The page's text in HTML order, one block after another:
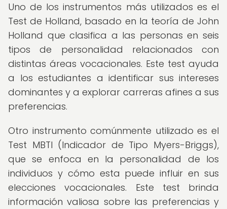
Uno de los instrumentos más utilizados es el
Test de Holland, basado en la teoría de John
Holland que clasifica a las personas en seis
tipos de personalidad relacionados con
distintas áreas vocacionales. Este test ayuda
a los estudiantes a identificar sus intereses
dominantes y a explorar carreras afines a sus
preferencias.
Otro instrumento comúnmente utilizado es el
Test MBTI (Indicador de Tipo Myers-Briggs),
que se enfoca en la personalidad de los
individuos y cómo esta puede influir en sus
elecciones vocacionales. Este test brinda
información valiosa sobre las preferencias y